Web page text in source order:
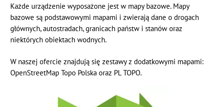
Każde urządzenie wyposażone jest w mapy bazowe. Mapy
bazowe są podstawowymi mapami i zwierają dane o drogach
głównych, autostradach, granicach państw i stanów oraz
niektórych obiektach wodnych.
W naszej ofercie znajdują się zestawy z dodatkowymi mapami:
OpenStreetMap Topo Polska oraz PL TOPO.